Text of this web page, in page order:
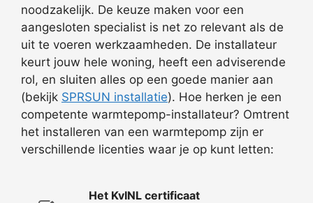
noodzakelijk. De keuze maken voor een
aangesloten specialist is net zo relevant als de
uit te voeren werkzaamheden. De installateur
keurt jouw hele woning, heeft een adviserende
rol, en sluiten alles op een goede manier aan
(bekijk SPRSUN installatie). Hoe herken je een
competente warmtepomp-installateur? Omtrent
het installeren van een warmtepomp zijn er
verschillende licenties waar je op kunt letten:
Het KvINL certificaat